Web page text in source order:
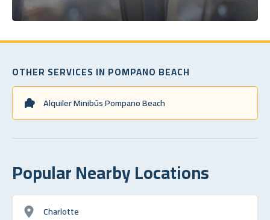
OTHER SERVICES IN POMPANO BEACH
Alquiler Minibús Pompano Beach
Popular Nearby Locations
Charlotte